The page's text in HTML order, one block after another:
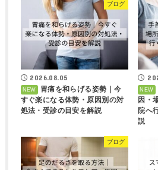
ブログ
2026.08.05
胃痛を和らげる姿勢｜今
すぐ楽になる体勢・原因別の対
処法・受診の目安を解説
因・
院へ
説
ブログ